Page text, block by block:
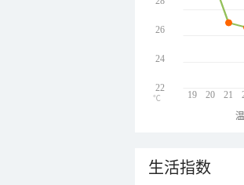
19 20 21
26
24
22
℃
生活指数